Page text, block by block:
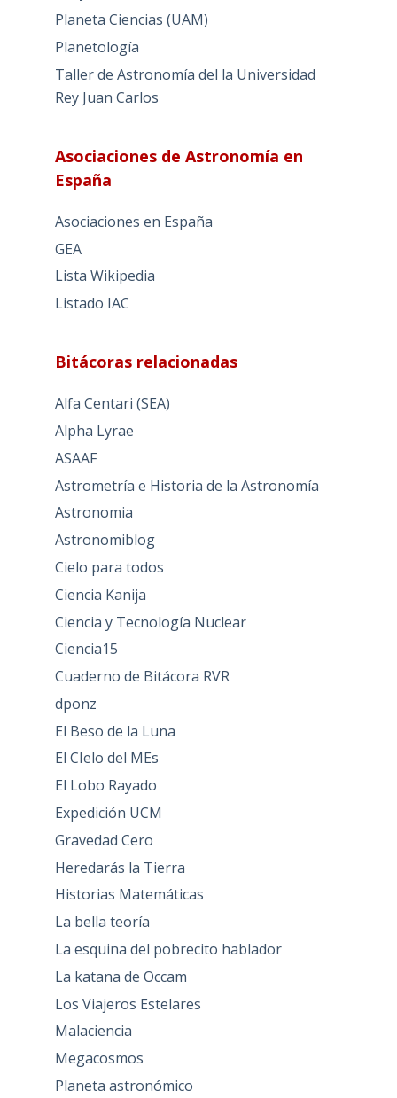
Planeta Ciencias (UAM)
Planetología
Taller de Astronomía del la Universidad
Rey Juan Carlos
Asociaciones de Astronomía en
España
Asociaciones en España
GEA
Lista Wikipedia
Listado IAC
Bitácoras relacionadas
Alfa Centari (SEA)
Alpha Lyrae
ASAAF
Astrometría e Historia de la Astronomía
Astronomia
Astronomiblog
Cielo para todos
Ciencia Kanija
Ciencia y Tecnología Nuclear
Ciencia15
Cuaderno de Bitácora RVR
dponz
El Beso de la Luna
El CIelo del MEs
El Lobo Rayado
Expedición UCM
Gravedad Cero
Heredarás la Tierra
Historias Matemáticas
La bella teoría
La esquina del pobrecito hablador
La katana de Occam
Los Viajeros Estelares
Malaciencia
Megacosmos
Planeta astronómico